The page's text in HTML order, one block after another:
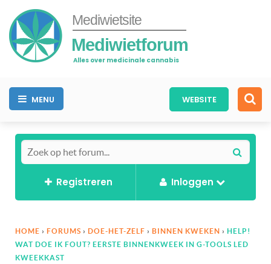
Mediwietsite
Mediwietforum
Alles over medicinale cannabis
MENU WEBSITE
Registreren Inloggen
HOME › FORUMS › DOE-HET-ZELF › BINNEN KWEKEN › HELP!
WAT DOE IK FOUT? EERSTE BINNENKWEEK IN G-TOOLS LED
KWEEKKAST